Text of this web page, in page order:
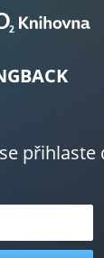
přihlaste